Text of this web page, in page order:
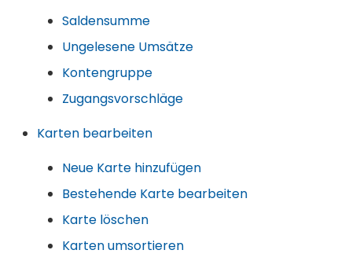
Saldensumme
Ungelesene Umsätze
Kontengruppe
Zugangsvorschläge
Karten bearbeiten
Neue Karte hinzufügen
Bestehende Karte bearbeiten
Karte löschen
Karten umsortieren